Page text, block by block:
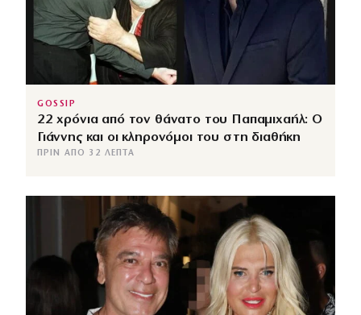
GOSSIP
22 χρόνια από τον θάνατο του Παπαμιχαήλ: Ο
Γιάννης και οι κληρονόμοι του στη διαθήκη
ΠΡΙΝ ΑΠΌ 32 ΛΕΠΤΆ